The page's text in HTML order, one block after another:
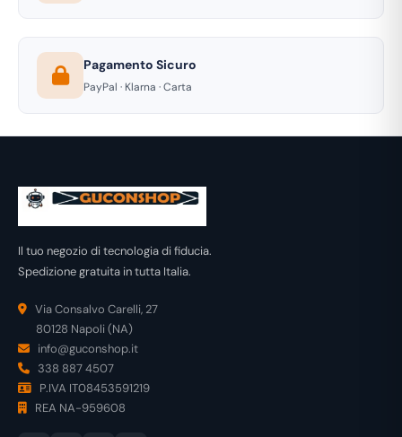
Pagamento Sicuro
PayPal · Klarna · Carta
Il tuo negozio di tecnologia di fiducia.
Spedizione gratuita in tutta Italia.
Via Consalvo Carelli, 27
80128 Napoli (NA)
info@guconshop.it
338 887 4507
P.IVA IT08453591219
REA NA-959608